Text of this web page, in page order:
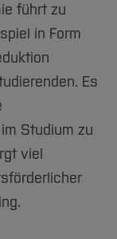
führt zu
in Form
Es
Studium zu
viel